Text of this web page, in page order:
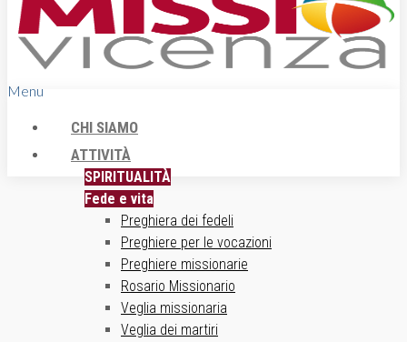
Menu
CHI SIAMO
ATTIVITÀ
SPIRITUALITÀ
Fede e vita
Preghiera dei fedeli
Preghiere per le vocazioni
Preghiere missionarie
Rosario Missionario
Veglia missionaria
Veglia dei martiri